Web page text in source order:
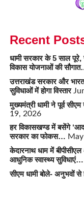
Recent
धामी सरकार के 5 साल
विकास योजनाओं की
उत्तराखंड सरकार और
सुविधाओं में होगा विस्तार
मुख्यमंत्री धामी ने पूर्व
19, 2026
हर विकासखण्ड में बसेंगे
सरकार का फोकस…
केदारनाथ धाम में
आधुनिक स्वास्थ्य सुविधाएं…
सीएम धामी बोले- अनुभवों से